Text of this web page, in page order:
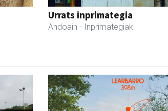
Urrats inprimategia
Andoain - Inprimategiak